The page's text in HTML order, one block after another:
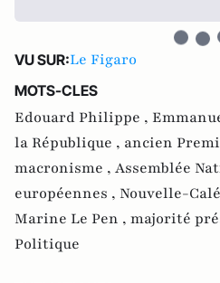
VU SUR:Le Figaro
MOTS-CLES
Edouard Philippe ,
la République , ancien
macronisme , Assemblée
européennes , Nouvelle-
Marine Le Pen , majorité
Politique